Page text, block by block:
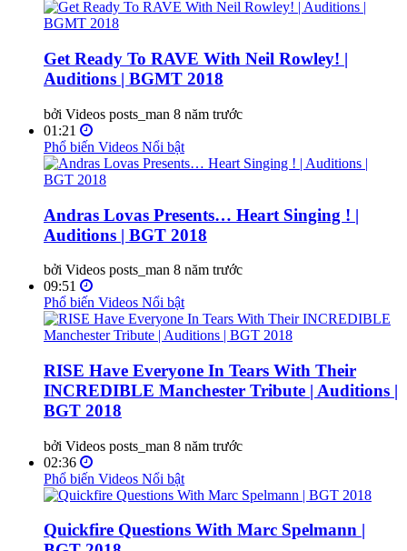
Get Ready To RAVE With Neil Rowley! |
Auditions | BGMT 2018
bởi Videos posts_man 8 năm trước
01:21
Phổ biến Videos Nổi bật
Andras Lovas Presents… Heart Singing ! |
Auditions | BGT 2018
bởi Videos posts_man 8 năm trước
09:51
Phổ biến Videos Nổi bật
RISE Have Everyone In Tears With Their
INCREDIBLE Manchester Tribute | Auditions |
BGT 2018
bởi Videos posts_man 8 năm trước
02:36
Phổ biến Videos Nổi bật
Quickfire Questions With Marc Spelmann |